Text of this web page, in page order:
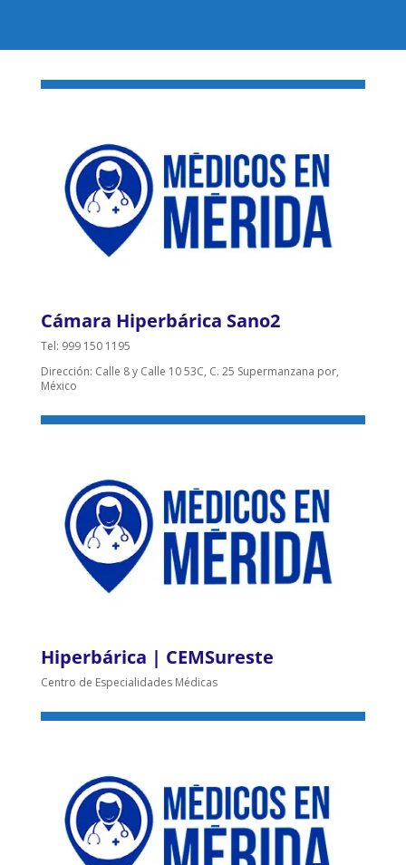
Cámara Hiperbárica Sano2
Tel: 999 150 1195
Dirección: Calle 8 y Calle 10 53C, C. 25 Supermanzana por,
México
Hiperbárica | CEMSureste
Centro de Especialidades Médicas